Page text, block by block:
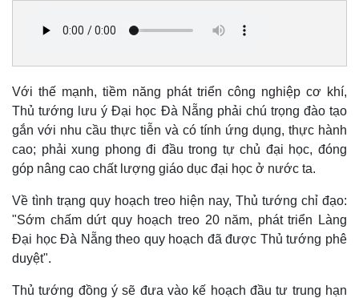
Với thế mạnh, tiềm năng phát triển công nghiệp cơ khí,
Thủ tướng lưu ý Đại học Đà Nẵng phải chú trọng đào tạo
gắn với nhu cầu thực tiễn và có tính ứng dụng, thực hành
cao; phải xung phong đi đầu trong tự chủ đại học, đóng
góp nâng cao chất lượng giáo dục đại học ở nước ta.
Về tình trạng quy hoạch treo hiện nay, Thủ tướng chỉ đạo:
"Sớm chấm dứt quy hoạch treo 20 năm, phát triển Làng
Đại học Đà Nẵng theo quy hoạch đã được Thủ tướng phê
duyệt".
Thủ tướng đồng ý sẽ đưa vào kế hoạch đầu tư trung hạn